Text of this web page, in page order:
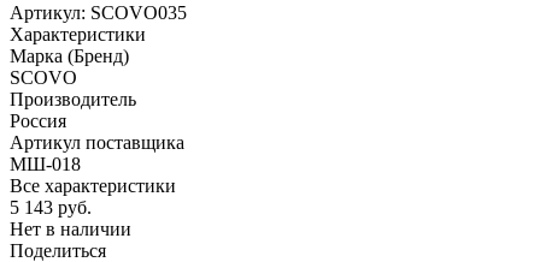
Артикул: SCOVO035
Характеристики
Марка (Бренд)
SCOVO
Производитель
Россия
Артикул поставщика
МШ-018
Все характеристики
5 143 руб.
Нет в наличии
Поделиться